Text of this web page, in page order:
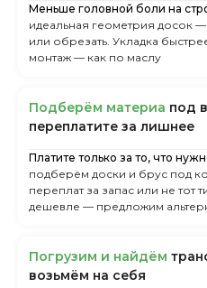
Меньше головной боли на
идеальная геометрия досок
или обрезать. Укладка
монтаж — как по маслу
Пoдбepём мaтepиa пoд
пepeплaтитe зa лишнee
Платите только за то, что
подберём доски и брус под
переплат за запас или не тот
дешевле — предложим
Пoгpузим и нaйдём
вoзьмём нa ceбя